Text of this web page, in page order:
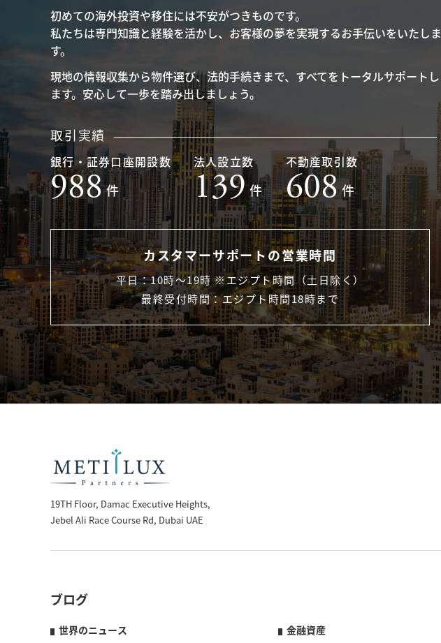
初めての海外投資や移住には不安がつきものです。
私たちは専門知識と経験を活かし、お客様の夢を実現するお手伝いをいたしま
す。
現地の情報収集から物件選び、法的手続きまで、すべてをトータルサポートし
ます。安心して一歩を踏み出しましょう。
取引実績
銀行・証券口座開設数
988件
法人設立数
139 件
不動産取引数
608件
カスタマーサポートの営業時間
平日：10時〜19時 ※エジプト時間（土日除く）
最終受付時間：エジプト時間18時まで
19TH Floor, Damac Executive Heights,
Jebel Ali Race Course Rd, Dubai UAE
ブログ
世界のニュース 金融資産